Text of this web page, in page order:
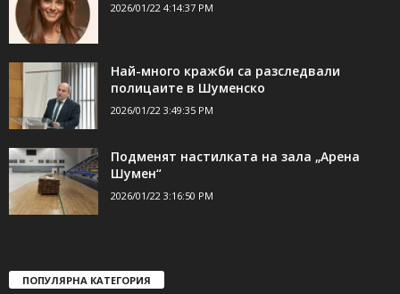
2026/01/22 4:14:37 PM
Най-много кражби са разследвали
полицаите в Шуменско
2026/01/22 3:49:35 PM
Подменят настилката на зала „Арена
Шумен“
2026/01/22 3:16:50 PM
ПОПУЛЯРНА КАТЕГОРИЯ